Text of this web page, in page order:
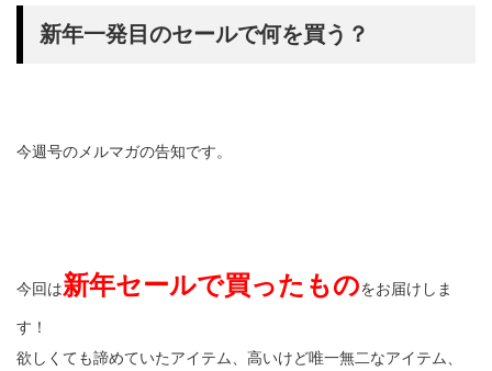
新年一発目のセールで何を買う？
今週号のメルマガの告知です。
今回は新年セールで買ったものをお届けしま
す！
欲しくても諦めていたアイテム、高いけど唯一無二なアイテム、